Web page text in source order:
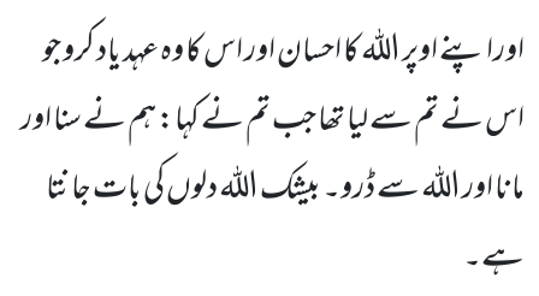
اوراپنے اوپر اللہ کا احسان اور اس کا وہ عہد یاد کرو جو
اس نے تم سے لیا تھا جب تم نے کہا: ہم نے سنا اور
مانا اور اللہ سے ڈرو۔ بیشک اللہ دلوں کی بات جانتا
ہے۔